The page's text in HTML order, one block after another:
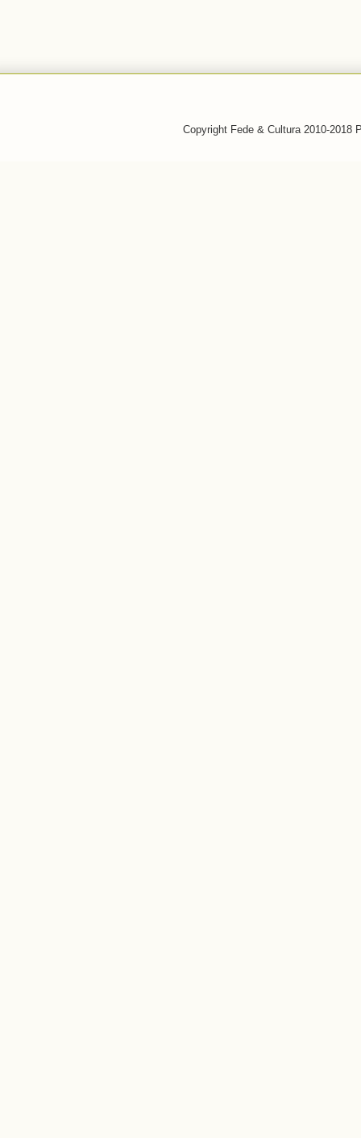
Copyright Fede & Cultura 2010-2018